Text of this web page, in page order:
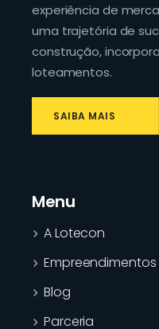
experiência de
uma trajetória de
construção,
loteamentos.
SAIBA MAIS
Menu
A Lotecon
Empreendimentos
Blog
Parceria